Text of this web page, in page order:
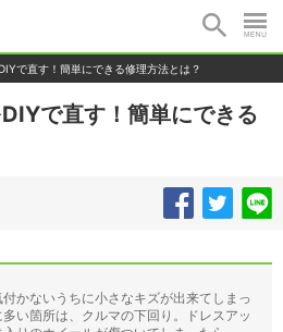
で直す！簡単にできる修理方法とは？
で直す！簡単にできる
かないうちに小さなキズが出来てしまっ
い箇所は、クルマの下回り。ドレスアッ